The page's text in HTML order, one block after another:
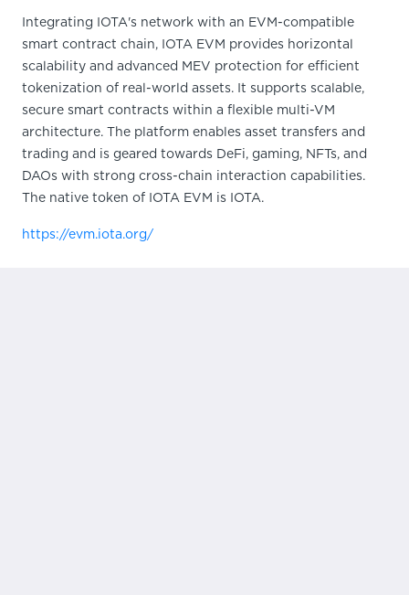
Integrating IOTA's network with an EVM-compatible
smart contract chain, IOTA EVM provides horizontal
scalability and advanced MEV protection for efficient
tokenization of real-world assets. It supports scalable,
secure smart contracts within a flexible multi-VM
architecture. The platform enables asset transfers and
trading and is geared towards DeFi, gaming, NFTs, and
DAOs with strong cross-chain interaction capabilities.
The native token of IOTA EVM is IOTA.
https://evm.iota.org/